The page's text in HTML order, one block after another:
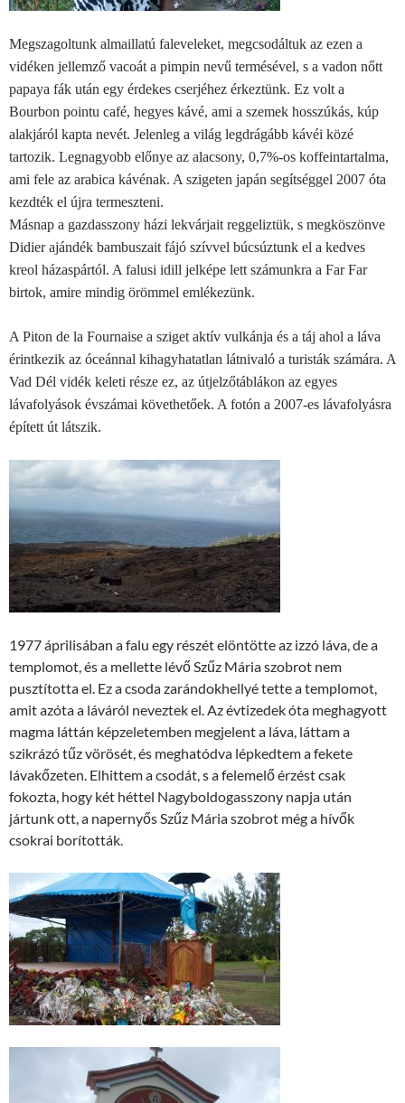
Megszagoltunk almaillatú faleveleket, megcsodáltuk az ezen a
vidéken jellemző vacoát a pimpin nevű termésével, s a vadon nőtt
papaya fák után egy érdekes cserjéhez érkeztünk. Ez volt a
Bourbon pointu café, hegyes kávé, ami a szemek hosszúkás, kúp
alakjáról kapta nevét. Jelenleg a világ legdrágább kávéi közé
tartozik. Legnagyobb előnye az alacsony, 0,7%-os koffeintartalma,
ami fele az arabica kávénak. A szigeten japán segítséggel 2007 óta
kezdték el újra termeszteni.
Másnap a gazdasszony házi lekvárjait reggeliztük, s megköszönve
Didier ajándék bambuszait fájó szívvel búcsúztunk el a kedves
kreol házaspártól. A falusi idill jelképe lett számunkra a Far Far
birtok, amire mindig örömmel emlékezünk.
A Piton de la Fournaise a sziget aktív vulkánja és a táj ahol a láva
érintkezik az óceánnal kihagyhatatlan látnivaló a turisták számára. A
Vad Dél vidék keleti része ez, az útjelzőtáblákon az egyes
lávafolyások évszámai követhetőek. A fotón a 2007-es lávafolyásra
épített út látszik.
1977 áprilisában a falu egy részét elöntötte az izzó láva, de a
templomot, és a mellette lévő Szűz Mária szobrot nem
pusztította el. Ez a csoda zarándokhellyé tette a templomot,
amit azóta a láváról neveztek el. Az évtizedek óta meghagyott
magma láttán képzeletemben megjelent a láva, láttam a
szikrázó tűz vörösét, és meghatódva lépkedtem a fekete
lávakőzeten. Elhittem a csodát, s a felemelő érzést csak
fokozta, hogy két héttel Nagyboldogasszony napja után
jártunk ott, a napernyős Szűz Mária szobrot még a hívők
csokrai borították.